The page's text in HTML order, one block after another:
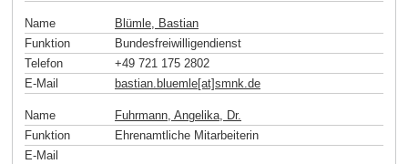
Name
Blümle, Bastian
Funktion
Bundesfreiwilligendienst
Telefon
+49 721 175 2802
E-Mail
bastian.bluemle[at]smnk.de
Name
Fuhrmann, Angelika, Dr.
Funktion
Ehrenamtliche Mitarbeiterin
E-Mail